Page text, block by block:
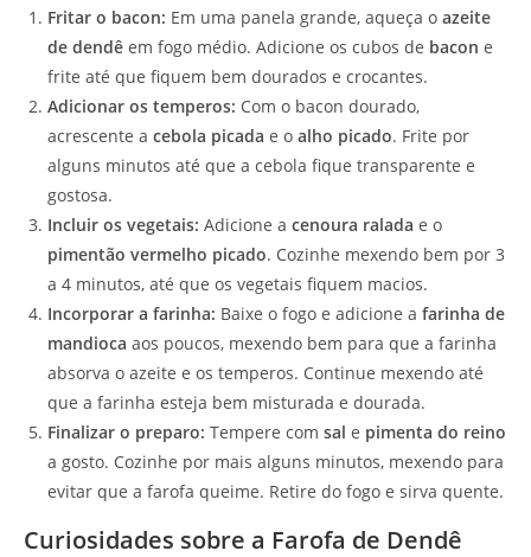
Fritar o bacon: Em uma panela grande, aqueça o azeite
de dendê em fogo médio. Adicione os cubos de bacon e
frite até que fiquem bem dourados e crocantes.
Adicionar os temperos: Com o bacon dourado,
acrescente a cebola picada e o alho picado. Frite por
alguns minutos até que a cebola fique transparente e
gostosa.
Incluir os vegetais: Adicione a cenoura ralada e o
pimentão vermelho picado. Cozinhe mexendo bem por 3
a 4 minutos, até que os vegetais fiquem macios.
Incorporar a farinha: Baixe o fogo e adicione a farinha de
mandioca aos poucos, mexendo bem para que a farinha
absorva o azeite e os temperos. Continue mexendo até
que a farinha esteja bem misturada e dourada.
Finalizar o preparo: Tempere com sal e pimenta do reino
a gosto. Cozinhe por mais alguns minutos, mexendo para
evitar que a farofa queime. Retire do fogo e sirva quente.
Curiosidades sobre a Farofa de Dendê